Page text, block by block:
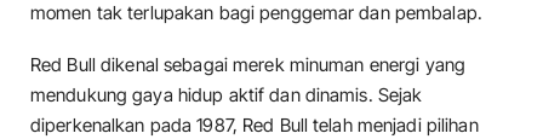
momen tak terlupakan bagi penggemar dan pembalap.
Red Bull dikenal sebagai merek minuman energi yang
mendukung gaya hidup aktif dan dinamis. Sejak
diperkenalkan pada 1987, Red Bull telah menjadi pilihan